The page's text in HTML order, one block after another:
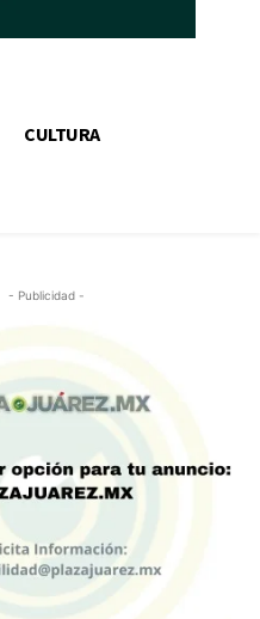
CULTURA
- Publicidad -